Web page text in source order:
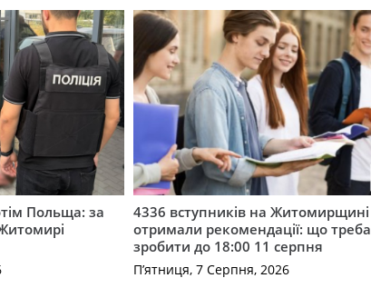
Польща: за
4336 вступників на Житомирщині
отримали рекомендації: що треба
зробити до 18:00 11 серпня
П’ятниця, 7 Серпня, 2026